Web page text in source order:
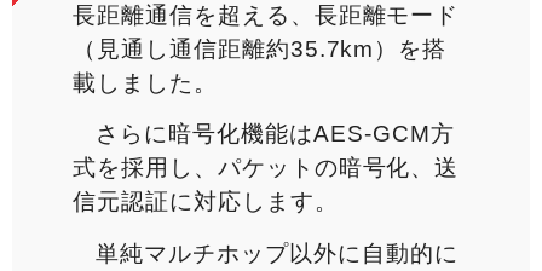
長距離通信を超える、長距離モード
（見通し通信距離約35.7km）を搭
載しました。
さらに暗号化機能はAES-GCM方
式を採用し、パケットの暗号化、送
信元認証に対応します。
単純マルチホップ以外に自動的に